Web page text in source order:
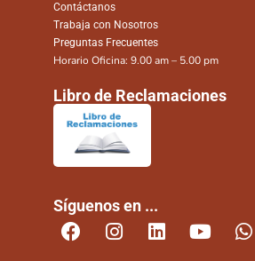
Contáctanos
Trabaja con Nosotros
Preguntas Frecuentes
Horario Oficina: 9.00 am – 5.00 pm
Libro de Reclamaciones
Síguenos en ...